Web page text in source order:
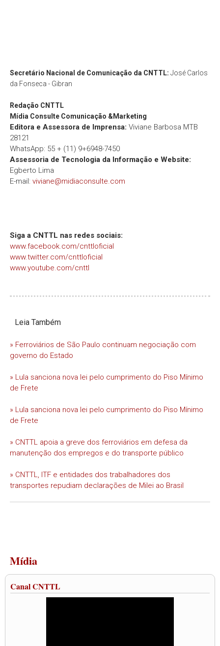
Secretário Nacional de Comunicação da CNTTL: José Carlos
da Fonseca - Gibran
Redação CNTTL
Mídia Consulte Comunicação &Marketing
Editora e Assessora de Imprensa: Viviane Barbosa MTB
28121
WhatsApp: 55 + (11) 9+6948-7450
Assessoria de Tecnologia da Informação e Website:
Egberto Lima
E-mail: viviane@midiaconsulte.com
Siga a CNTTL nas redes sociais:
www.facebook.com/cnttloficial
www.twitter.com/cnttloficial
www.youtube.com/cnttl
Leia Também
» Ferroviários de São Paulo continuam negociação com
governo do Estado
» Lula sanciona nova lei pelo cumprimento do Piso Mínimo
de Frete
» Lula sanciona nova lei pelo cumprimento do Piso Mínimo
de Frete
» CNTTL apoia a greve dos ferroviários em defesa da
manutenção dos empregos e do transporte público
» CNTTL, ITF e entidades dos trabalhadores dos
transportes repudiam declarações de Milei ao Brasil
Mídia
Canal CNTTL